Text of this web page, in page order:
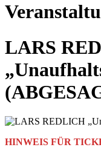
LARS
HINWEIS FÜR